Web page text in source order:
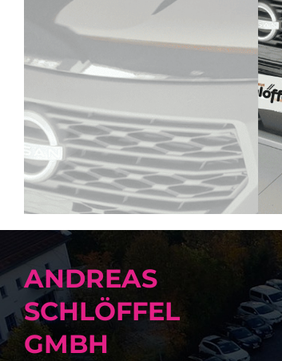
ANDREAS
SCHLÖFFEL
GMBH